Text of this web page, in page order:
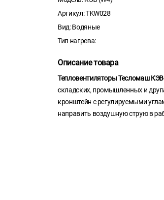
Артикул: TKW028
Вид: Водяные
Тип нагрева:
Описание товара
Тепловентиляторы Тесломаш
складских, промышленных и
кронштейн с регулируемыми
направить воздушную струю в